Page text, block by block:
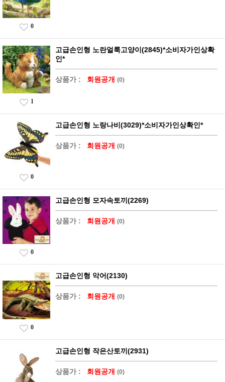
0
고급손인형 노란얼룩고양이(2845)*소비자가인상확
인*
상품가 : 회원공개 (0)
1
고급손인형 노랑나비(3029)*소비자가인상확인*
상품가 : 회원공개 (0)
0
고급손인형 모자속토끼(2269)
상품가 : 회원공개 (0)
0
고급손인형 악어(2130)
상품가 : 회원공개 (0)
0
고급손인형 작은산토끼(2931)
상품가 : 회원공개 (0)